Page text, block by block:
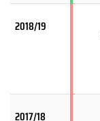
2018/19
2017/18